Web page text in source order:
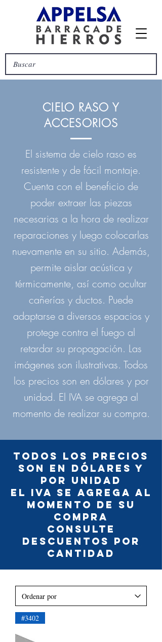
CIELO RASO Y
ACCESORIOS
El sistema de cielo raso es
resistente y de fácil montaje.
Cuenta con el beneficio de
poder extraer las piezas
necesarias a la hora de realizar
reparaciones y luego colocarlas
nuevamente en su sitio. Además,
permite aislar acústica y
térmicamente, así como ocultar
cañerías y ductos. Puede
adaptarse a diversos espacios y
protege contra el fuego al
retardar su propagación. Las
imágenes son ilustrativas. Todos
los precios son en dólares y por
unidad. El IVA se agrega al
momento de realizar su compra.
TODOS LOS PRECIOS
SON EN DÓLARES Y
POR UNIDAD
EL IVA SE AGREGA AL
MOMENTO DE SU
COMPRA
CONSULTE
DESCUENTOS POR
CANTIDAD
#3402